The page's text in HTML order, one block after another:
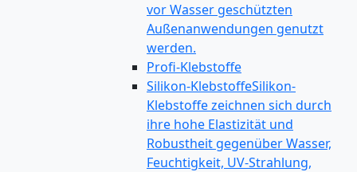
vor Wasser geschützten
Außenanwendungen genutzt
werden.
Profi-Klebstoffe
Silikon-KlebstoffeSilikon-
Klebstoffe zeichnen sich durch
ihre hohe Elastizität und
Robustheit gegenüber Wasser,
Feuchtigkeit, UV-Strahlung,